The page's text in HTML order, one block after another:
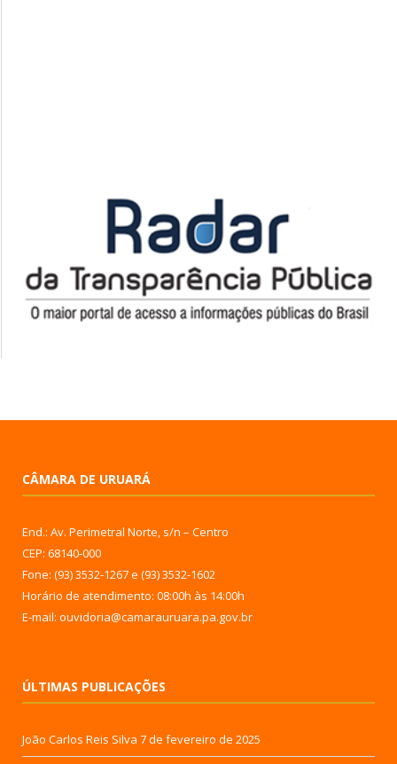
CÂMARA DE URUARÁ
End.: Av. Perimetral Norte, s/n – Centro
CEP: 68140-000
Fone: (93) 3532-1267 e (93) 3532-1602
Horário de atendimento: 08:00h às 14:00h
E-mail: ouvidoria@camarauruara.pa.gov.br
ÚLTIMAS PUBLICAÇÕES
João Carlos Reis Silva 7 de fevereiro de 2025